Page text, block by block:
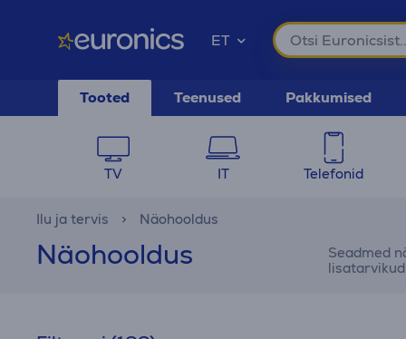
ET
Tooted Teenused Pakkumised
TV IT Telefonid
Ilu ja tervis Näohooldus
Näohooldus
Seadmed